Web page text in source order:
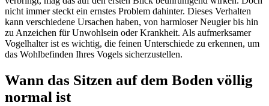
nicht immer steckt ein ernstes Problem dahinter. Dieses Verhalten
kann verschiedene Ursachen haben, von harmloser Neugier bis hin
zu Anzeichen für Unwohlsein oder Krankheit. Als aufmerksamer
Vogelhalter ist es wichtig, die feinen Unterschiede zu erkennen, um
das Wohlbefinden Ihres Vogels sicherzustellen.
Wann das Sitzen auf dem Boden völlig
normal ist